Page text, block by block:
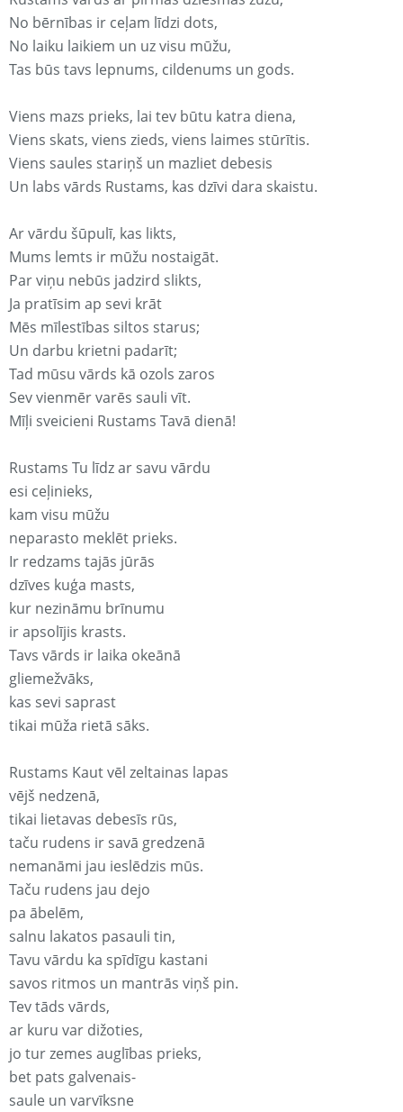
No bērnības ir ceļam līdzi dots,
No laiku laikiem un uz visu mūžu,
Tas būs tavs lepnums, cildenums un gods.
Viens mazs prieks, lai tev būtu katra diena,
Viens skats, viens zieds, viens laimes stūrītis.
Viens saules stariņš un mazliet debesis
Un labs vārds Rustams, kas dzīvi dara skaistu.
Ar vārdu šūpulī, kas likts,
Mums lemts ir mūžu nostaigāt.
Par viņu nebūs jadzird slikts,
Ja pratīsim ap sevi krāt
Mēs mīlestības siltos starus;
Un darbu krietni padarīt;
Tad mūsu vārds kā ozols zaros
Sev vienmēr varēs sauli vīt.
Mīļi sveicieni Rustams Tavā dienā!
Rustams Tu līdz ar savu vārdu
esi ceļinieks,
kam visu mūžu
neparasto meklēt prieks.
Ir redzams tajās jūrās
dzīves kuģa masts,
kur nezināmu brīnumu
ir apsolījis krasts.
Tavs vārds ir laika okeānā
gliemežvāks,
kas sevi saprast
tikai mūža rietā sāks.
Rustams Kaut vēl zeltainas lapas
vējš nedzenā,
tikai lietavas debesīs rūs,
taču rudens ir savā gredzenā
nemanāmi jau ieslēdzis mūs.
Taču rudens jau dejo
pa ābelēm,
salnu lakatos pasauli tin,
Tavu vārdu ka spīdīgu kastani
savos ritmos un mantrās viņš pin.
Tev tāds vārds,
ar kuru var dižoties,
jo tur zemes auglības prieks,
bet pats galvenais-
saule un varvīksne